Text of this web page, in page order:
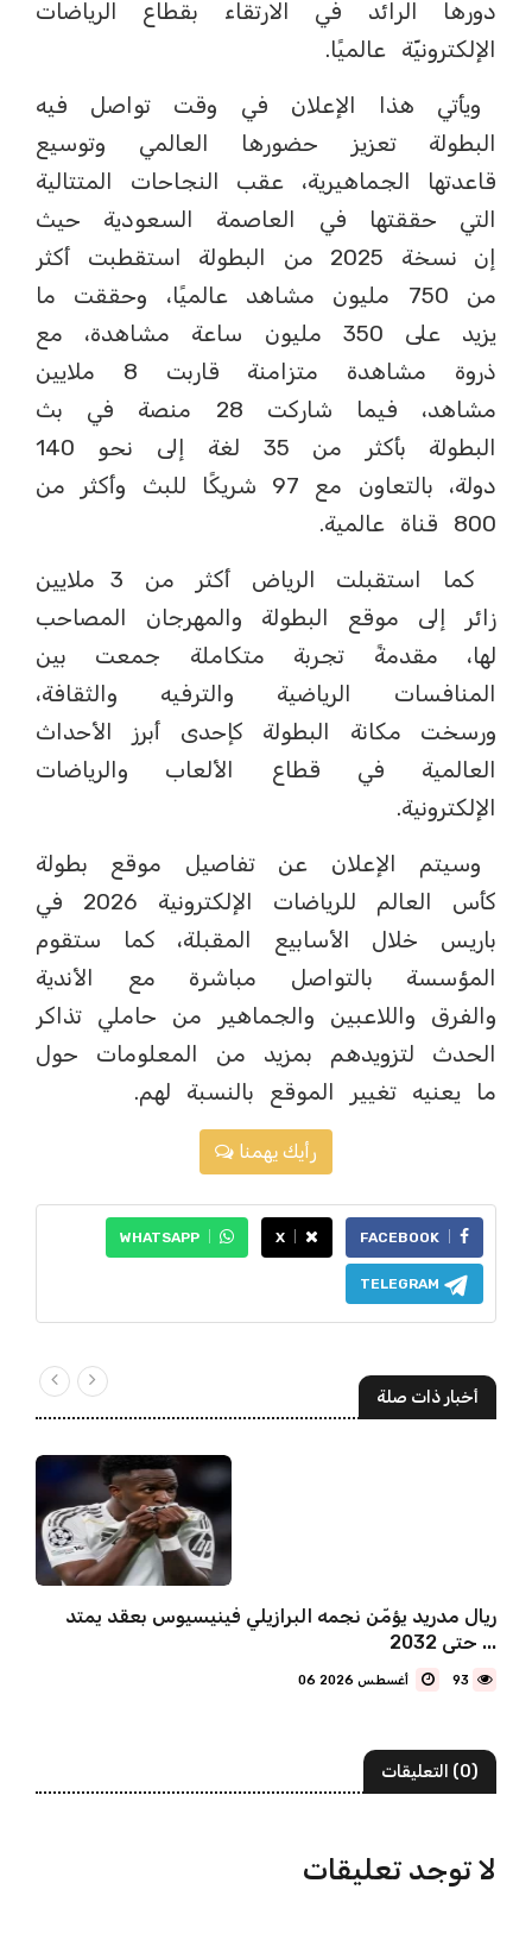
دورها الرائد في الارتقاء بقطاع الرياضات
الإلكترونيّة عالميًا.
ويأتي هذا الإعلان في وقت تواصل فيه
البطولة تعزيز حضورها العالمي وتوسيع
قاعدتها الجماهيرية، عقب النجاحات المتتالية
التي حققتها في العاصمة السعودية حيث
إن نسخة 2025 من البطولة استقطبت أكثر
من 750 مليون مشاهد عالميًا، وحققت ما
يزيد على 350 مليون ساعة مشاهدة، مع
ذروة مشاهدة متزامنة قاربت 8 ملايين
مشاهد، فيما شاركت 28 منصة في بث
البطولة بأكثر من 35 لغة إلى نحو 140
دولة، بالتعاون مع 97 شريكًا للبث وأكثر من
800 قناة عالمية.
كما استقبلت الرياض أكثر من 3 ملايين
زائر إلى موقع البطولة والمهرجان المصاحب
لها، مقدمةً تجربة متكاملة جمعت بين
المنافسات الرياضية والترفيه والثقافة،
ورسخت مكانة البطولة كإحدى أبرز الأحداث
العالمية في قطاع الألعاب والرياضات
الإلكترونية.
وسيتم الإعلان عن تفاصيل موقع بطولة
كأس العالم للرياضات الإلكترونية 2026 في
باريس خلال الأسابيع المقبلة، كما ستقوم
المؤسسة بالتواصل مباشرة مع الأندية
والفرق واللاعبين والجماهير من حاملي تذاكر
الحدث لتزويدهم بمزيد من المعلومات حول
ما يعنيه تغيير الموقع بالنسبة لهم.
رأيك يهمنا
FACEBOOK
X
WHATSAPP
TELEGRAM
أخبار ذات صلة
ريال مدريد يؤمّن نجمه البرازيلي فينيسيوس بعقد يمتد
حتى 2032 ...
93
(0) التعليقات
لا توجد تعليقات